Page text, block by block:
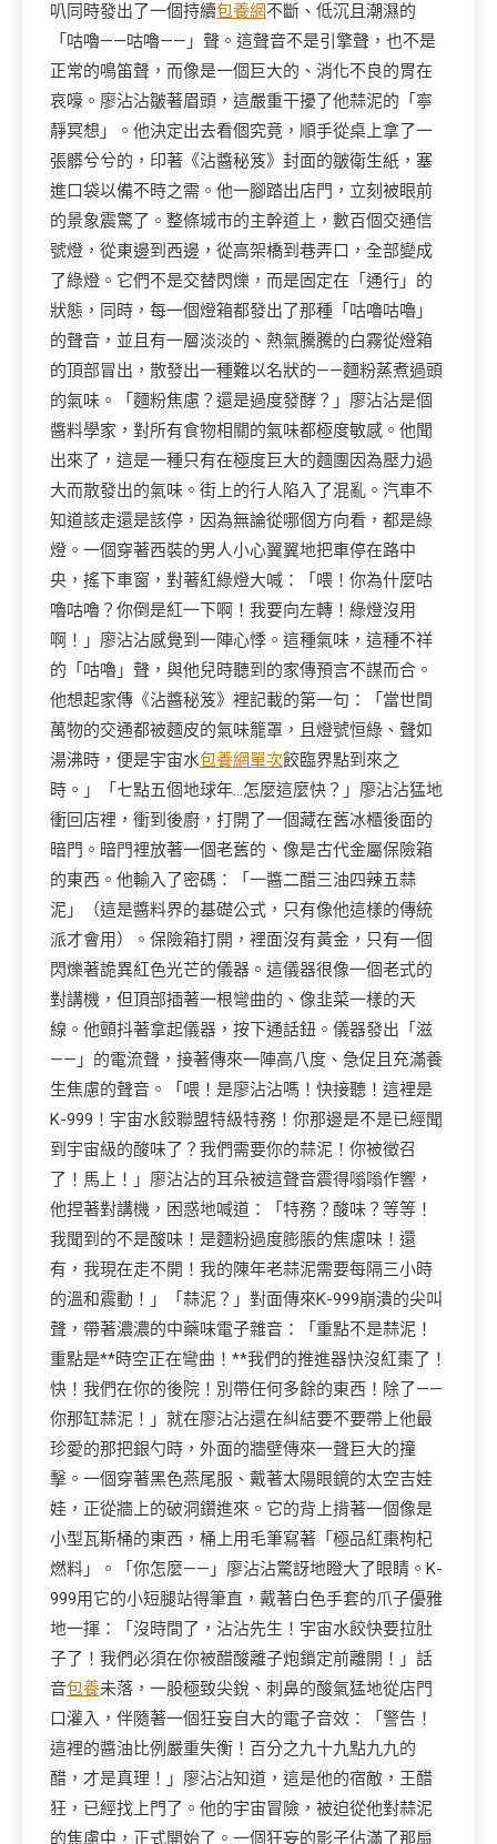
叭同時發出了一個持續包養網不斷、低沉且潮濕的
「咕嚕——咕嚕——」聲。這聲音不是引擎聲，也不是
正常的鳴笛聲，而像是一個巨大的、消化不良的胃在
哀嚎。廖沾沾皺著眉頭，這嚴重干擾了他蒜泥的「寧
靜冥想」。他決定出去看個究竟，順手從桌上拿了一
張髒兮兮的，印著《沾醬秘笈》封面的皺衛生紙，塞
進口袋以備不時之需。他一腳踏出店門，立刻被眼前
的景象震驚了。整條城市的主幹道上，數百個交通信
號燈，從東邊到西邊，從高架橋到巷弄口，全部變成
了綠燈。它們不是交替閃爍，而是固定在「通行」的
狀態，同時，每一個燈箱都發出了那種「咕嚕咕嚕」
的聲音，並且有一層淡淡的、熱氣騰騰的白霧從燈箱
的頂部冒出，散發出一種難以名狀的——麵粉蒸煮過頭
的氣味。「麵粉焦慮？還是過度發酵？」廖沾沾是個
醬料學家，對所有食物相關的氣味都極度敏感。他聞
出來了，這是一種只有在極度巨大的麵團因為壓力過
大而散發出的氣味。街上的行人陷入了混亂。汽車不
知道該走還是該停，因為無論從哪個方向看，都是綠
燈。一個穿著西裝的男人小心翼翼地把車停在路中
央，搖下車窗，對著紅綠燈大喊：「喂！你為什麼咕
嚕咕嚕？你倒是紅一下啊！我要向左轉！綠燈沒用
啊！」廖沾沾感覺到一陣心悸。這種氣味，這種不祥
的「咕嚕」聲，與他兒時聽到的家傳預言不謀而合。
他想起家傳《沾醬秘笈》裡記載的第一句：「當世間
萬物的交通都被麵皮的氣味籠罩，且燈號恒綠、聲如
湯沸時，便是宇宙水包養網單次餃臨界點到來之
時。」「七點五個地球年…怎麼這麼快？」廖沾沾猛地
衝回店裡，衝到後廚，打開了一個藏在舊冰櫃後面的
暗門。暗門裡放著一個老舊的、像是古代金屬保險箱
的東西。他輸入了密碼：「一醬二醋三油四辣五蒜
泥」（這是醬料界的基礎公式，只有像他這樣的傳統
派才會用）。保險箱打開，裡面沒有黃金，只有一個
閃爍著詭異紅色光芒的儀器。這儀器很像一個老式的
對講機，但頂部插著一根彎曲的、像韭菜一樣的天
線。他顫抖著拿起儀器，按下通話鈕。儀器發出「滋
——」的電流聲，接著傳來一陣高八度、急促且充滿養
生焦慮的聲音。「喂！是廖沾沾嗎！快接聽！這裡是
K-999！宇宙水餃聯盟特級特務！你那邊是不是已經聞
到宇宙級的酸味了？我們需要你的蒜泥！你被徵召
了！馬上！」廖沾沾的耳朵被這聲音震得嗡嗡作響，
他捏著對講機，困惑地喊道：「特務？酸味？等等！
我聞到的不是酸味！是麵粉過度膨脹的焦慮味！還
有，我現在走不開！我的陳年老蒜泥需要每隔三小時
的溫和震動！」「蒜泥？」對面傳來K-999崩潰的尖叫
聲，帶著濃濃的中藥味電子雜音：「重點不是蒜泥！
重點是**時空正在彎曲！**我們的推進器快沒紅棗了！
快！我們在你的後院！別帶任何多餘的東西！除了——
你那缸蒜泥！」就在廖沾沾還在糾結要不要帶上他最
珍愛的那把銀勺時，外面的牆壁傳來一聲巨大的撞
擊。一個穿著黑色燕尾服、戴著太陽眼鏡的太空吉娃
娃，正從牆上的破洞鑽進來。它的背上揹著一個像是
小型瓦斯桶的東西，桶上用毛筆寫著「極品紅棗枸杞
燃料」。「你怎麼——」廖沾沾驚訝地瞪大了眼睛。K-
999用它的小短腿站得筆直，戴著白色手套的爪子優雅
地一揮：「沒時間了，沾沾先生！宇宙水餃快要拉肚
子了！我們必須在你被醋酸離子炮鎖定前離開！」話
音包養未落，一股極致尖銳、刺鼻的酸氣猛地從店門
口灌入，伴隨著一個狂妄自大的電子音效：「警告！
這裡的醬油比例嚴重失衡！百分之九十九點九九的
醋，才是真理！」廖沾沾知道，這是他的宿敵，王醋
狂，已經找上門了。他的宇宙冒險，被迫從他對蒜泥
的焦慮中，正式開始了。一個狂妄的影子佔滿了那扇